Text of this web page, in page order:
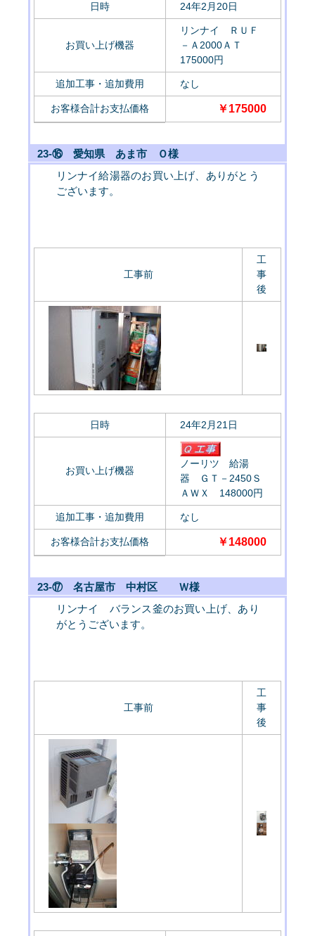
日時 24年2月20日
お買い上げ機器
リンナイ ＲＵＦ
－Ａ2000ＡＴ
175000円
追加工事・追加費用 なし
お客様合計お支払価格 ￥175000
23-⑯ 愛知県 あま市 Ｏ様
リンナイ給湯器のお買い上げ、ありがとう
ございます。
工事前
工
事
後
日時 24年2月21日
お買い上げ機器
ノーリツ 給湯
器 ＧＴ－2450Ｓ
ＡＷＸ 148000円
追加工事・追加費用 なし
お客様合計お支払価格 ￥148000
23-⑰ 名古屋市 中村区 Ｗ様
リンナイ バランス釜のお買い上げ、あり
がとうございます。
工事前
工
事
後